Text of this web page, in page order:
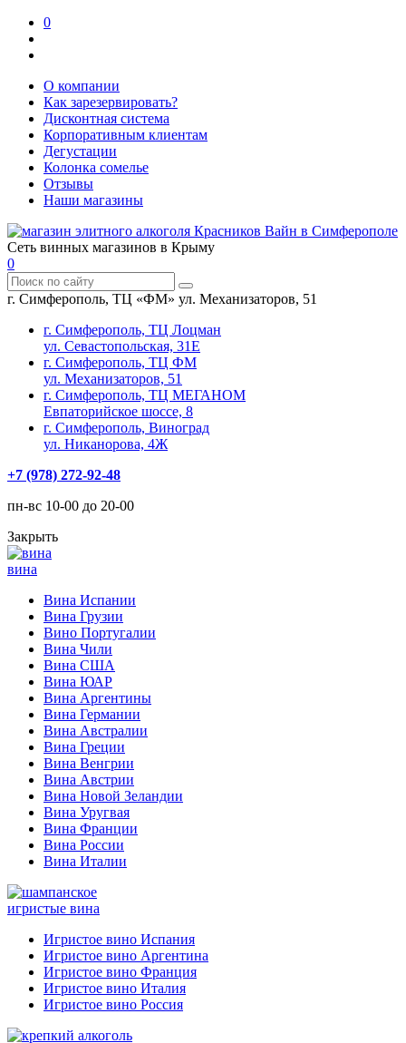
0
О компании
Как зарезервировать?
Дисконтная система
Корпоративным клиентам
Дегустации
Колонка сомелье
Отзывы
Наши магазины
Сеть винных магазинов в Крыму
0
г. Симферополь, ТЦ «ФМ» ул. Механизаторов, 51
г. Симферополь, ТЦ Лоцман
ул. Севастопольская, 31Е
г. Симферополь, ТЦ ФМ
ул. Механизаторов, 51
г. Симферополь, ТЦ МЕГАНОМ
Евпаторийское шоссе, 8
г. Симферополь, Виноград
ул. Никанорова, 4Ж
+7 (978) 272-92-48
пн-вс 10-00 до 20-00
Закрыть
вина
Вина Испании
Вина Грузии
Вино Португалии
Вина Чили
Вина США
Вина ЮАР
Вина Аргентины
Вина Германии
Вина Австралии
Вина Греции
Вина Венгрии
Вина Австрии
Вина Новой Зеландии
Вина Уругвая
Вина Франции
Вина России
Вина Италии
игристые вина
Игристое вино Испания
Игристое вино Аргентина
Игристое вино Франция
Игристое вино Италия
Игристое вино Россия